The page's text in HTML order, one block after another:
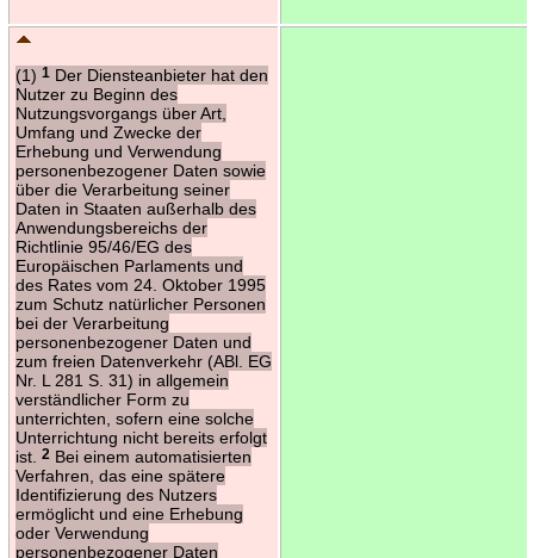
(1) 1Der Diensteanbieter hat den
Nutzer zu Beginn des
Nutzungsvorgangs über Art,
Umfang und Zwecke der
Erhebung und Verwendung
personenbezogener Daten sowie
über die Verarbeitung seiner
Daten in Staaten außerhalb des
Anwendungsbereichs der
Richtlinie 95/46/EG des
Europäischen Parlaments und
des Rates vom 24. Oktober 1995
zum Schutz natürlicher Personen
bei der Verarbeitung
personenbezogener Daten und
zum freien Datenverkehr (ABl. EG
Nr. L 281 S. 31) in allgemein
verständlicher Form zu
unterrichten, sofern eine solche
Unterrichtung nicht bereits erfolgt
ist.
2Bei einem automatisierten
Verfahren, das eine spätere
Identifizierung des Nutzers
ermöglicht und eine Erhebung
oder Verwendung
personenbezogener Daten